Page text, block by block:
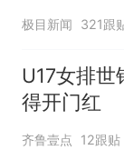
500杯，店
店都很忙，
时
极目新闻 321跟
U17女排世
得开门红
齐鲁壹点 12跟贴